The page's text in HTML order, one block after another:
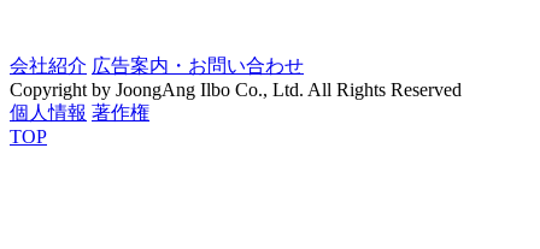
会社紹介 広告案内・お問い合わせ
Copyright by JoongAng Ilbo Co., Ltd. All Rights Reserved
個人情報 著作権
TOP